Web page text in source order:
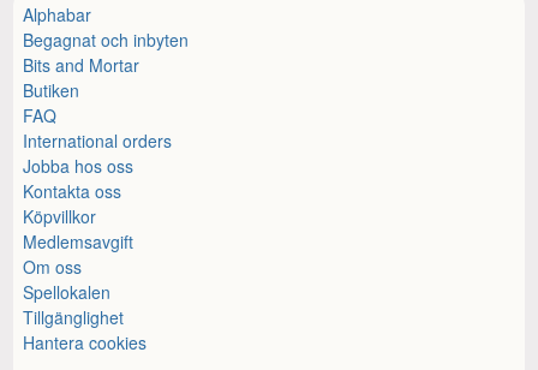
Alphabar
Begagnat och inbyten
Bits and Mortar
Butiken
FAQ
International orders
Jobba hos oss
Kontakta oss
Köpvillkor
Medlemsavgift
Om oss
Spellokalen
Tillgänglighet
Hantera cookies